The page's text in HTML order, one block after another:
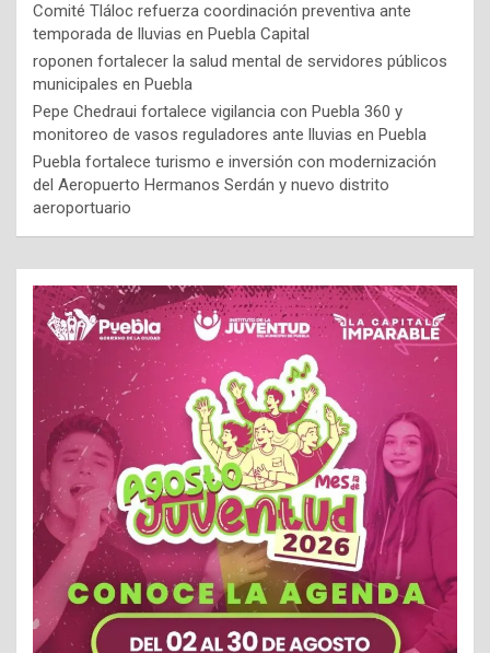
Comité Tláloc refuerza coordinación preventiva ante
temporada de lluvias en Puebla Capital
roponen fortalecer la salud mental de servidores públicos
municipales en Puebla
Pepe Chedraui fortalece vigilancia con Puebla 360 y
monitoreo de vasos reguladores ante lluvias en Puebla
Puebla fortalece turismo e inversión con modernización
del Aeropuerto Hermanos Serdán y nuevo distrito
aeroportuario